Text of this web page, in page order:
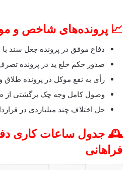
📈 پرونده‌های شاخص و
دفاع موفق در پرونده جعل سند
صدور حکم خلع ید در پرونده
رأی به نفع موکل در پرونده
وصول کامل وجه چک برگشتی از
حل اختلاف چند میلیاردی در
🕰️ جدول ساعات کاری
فراهانی